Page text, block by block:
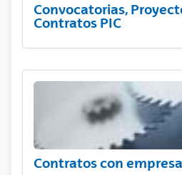
Convocatorias,
Contratos PIC
Contratos con